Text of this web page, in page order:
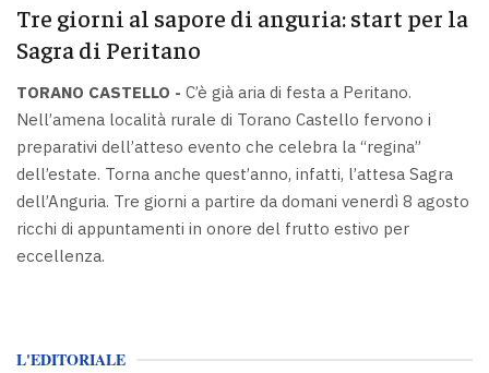
Tre giorni al sapore di anguria: start per la
Sagra di Peritano
TORANO CASTELLO - C’è già aria di festa a Peritano.
Nell’amena località rurale di Torano Castello fervono i
preparativi dell’atteso evento che celebra la “regina”
dell’estate. Torna anche quest’anno, infatti, l’attesa Sagra
dell’Anguria. Tre giorni a partire da domani venerdì 8 agosto
ricchi di appuntamenti in onore del frutto estivo per
eccellenza.
L'EDITORIALE